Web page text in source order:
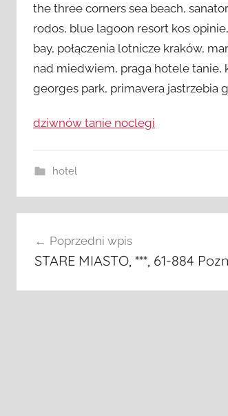
the three corners sea beach,
rodos, blue lagoon resort kos
bay, połączenia lotnicze kraków,
nad miedwiem, praga hotele tanie,
georges park, primavera jastrzebia
dziwnów tanie noclegi
hotel
wpisuPoprzedni wpis
STARE MIASTO, ***, 61-884